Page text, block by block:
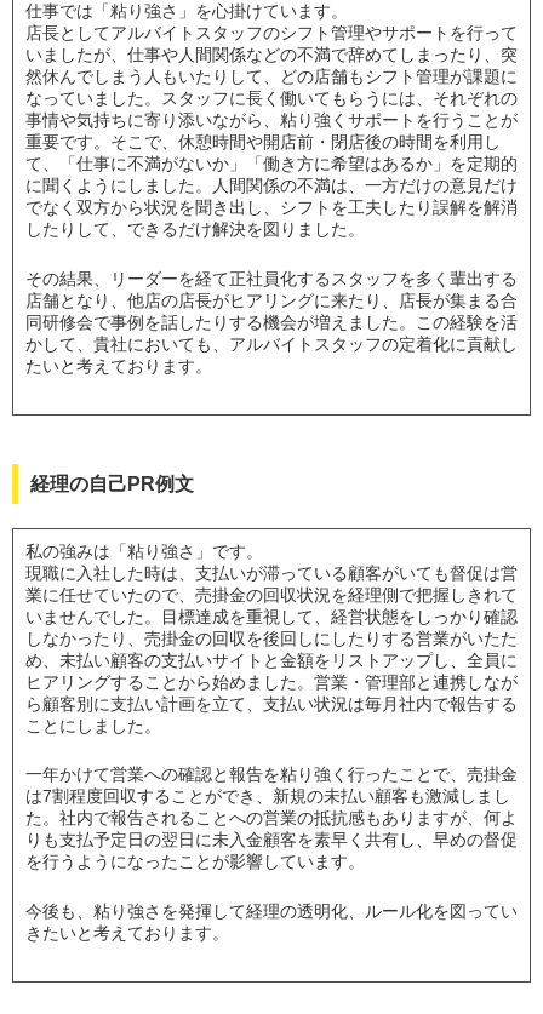
仕事では「粘り強さ」を心掛けています。
店長としてアルバイトスタッフのシフト管理やサポートを行って
いましたが、仕事や人間関係などの不満で辞めてしまったり、突
然休んでしまう人もいたりして、どの店舗もシフト管理が課題に
なっていました。スタッフに長く働いてもらうには、それぞれの
事情や気持ちに寄り添いながら、粘り強くサポートを行うことが
重要です。そこで、休憩時間や開店前・閉店後の時間を利用し
て、「仕事に不満がないか」「働き方に希望はあるか」を定期的
に聞くようにしました。人間関係の不満は、一方だけの意見だけ
でなく双方から状況を聞き出し、シフトを工夫したり誤解を解消
したりして、できるだけ解決を図りました。
その結果、リーダーを経て正社員化するスタッフを多く輩出する
店舗となり、他店の店長がヒアリングに来たり、店長が集まる合
同研修会で事例を話したりする機会が増えました。この経験を活
かして、貴社においても、アルバイトスタッフの定着化に貢献し
たいと考えております。
経理の自己PR例文
私の強みは「粘り強さ」です。
現職に入社した時は、支払いが滞っている顧客がいても督促は営
業に任せていたので、売掛金の回収状況を経理側で把握しきれて
いませんでした。目標達成を重視して、経営状態をしっかり確認
しなかったり、売掛金の回収を後回しにしたりする営業がいたた
め、未払い顧客の支払いサイトと金額をリストアップし、全員に
ヒアリングすることから始めました。営業・管理部と連携しなが
ら顧客別に支払い計画を立て、支払い状況は毎月社内で報告する
ことにしました。
一年かけて営業への確認と報告を粘り強く行ったことで、売掛金
は7割程度回収することができ、新規の未払い顧客も激減しまし
た。社内で報告されることへの営業の抵抗感もありますが、何よ
りも支払予定日の翌日に未入金顧客を素早く共有し、早めの督促
を行うようになったことが影響しています。
今後も、粘り強さを発揮して経理の透明化、ルール化を図ってい
きたいと考えております。